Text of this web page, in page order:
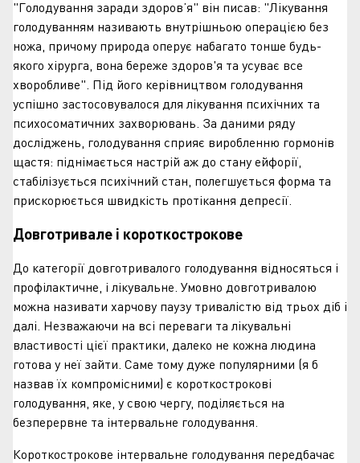
"Голодування заради здоров’я" він писав: "Лікування
голодуванням називають внутрішньою операцією без
ножа, причому природа оперує набагато тонше будь-
якого хірурга, вона береже здоров'я та усуває все
хворобливе". Під його керівництвом голодування
успішно застосовувалося для лікування психічних та
психосоматичних захворювань. За даними ряду
досліджень, голодування сприяє виробленню гормонів
щастя: піднімається настрій аж до стану ейфорії,
стабілізується психічний стан, полегшується форма та
прискорюється швидкість протікання депресії.
Довготривале і короткострокове
До категорії довготривалого голодування відносяться і
профілактичне, і лікувальне. Умовно довготривалою
можна називати харчову паузу тривалістю від трьох діб і
далі. Незважаючи на всі переваги та лікувальні
властивості цієї практики, далеко не кожна людина
готова у неї зайти. Саме тому дуже популярними (я б
назвав їх компромісними) є короткострокові
голодування, яке, у свою чергу, поділяється на
безперервне та інтервальне голодування.
Короткострокове інтервальне голодування передбачає